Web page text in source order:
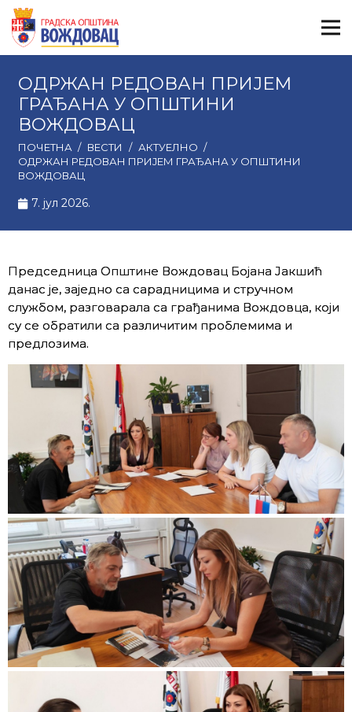
ОДРЖАН РЕДОВАН ПРИЈЕМ
ГРАЂАНА У ОПШТИНИ
ВОЖДОВАЦ
ПОЧЕТНА / ВЕСТИ / АКТУЕЛНО /
ОДРЖАН РЕДОВАН ПРИЈЕМ ГРАЂАНА У ОПШТИНИ
ВОЖДОВАЦ
7. јул 2026.
Председница Општине Вождовац Бојана Јакшић
данас је, заједно са сарадницима и стручном
службом, разговарала са грађанима Вождовца, који
су се обратили са различитим проблемима и
предлозима.